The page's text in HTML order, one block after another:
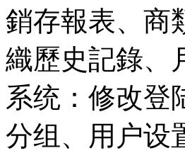
銷存報表、商
織歷史記錄、
系统：修改登
分组、用户设